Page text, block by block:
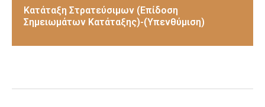
Κατάταξη Στρατεύσιμων (Επίδοση
Σημειωμάτων Κατάταξης)-(Υπενθύμιση)